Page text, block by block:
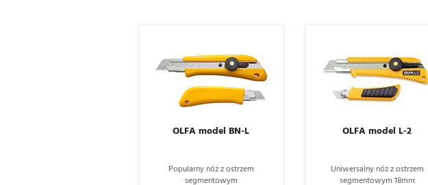
OLFA model BN-L
Popularny nóż z ostrzem
segmentowym
OLFA model L-2
Uniwersalny nóż z ostrzem
segmentowym 18mm